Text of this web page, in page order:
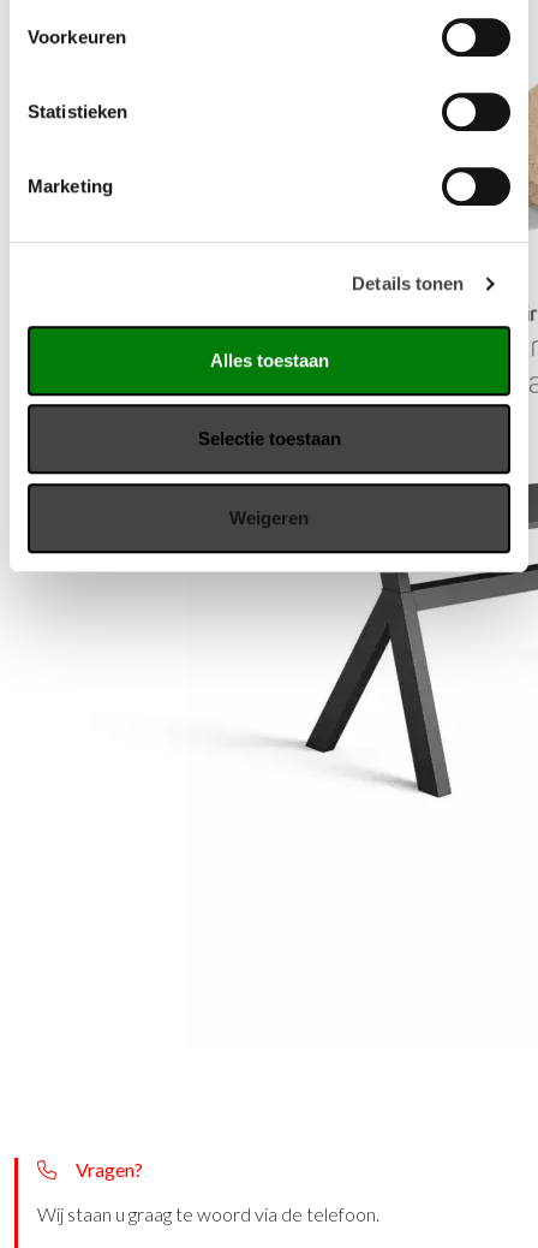
Voorkeuren
Statistieken
Marketing
Details tonen
Alles toestaan
Selectie toestaan
Weigeren
Vragen?
Wij staan u graag te woord via de telefoon.